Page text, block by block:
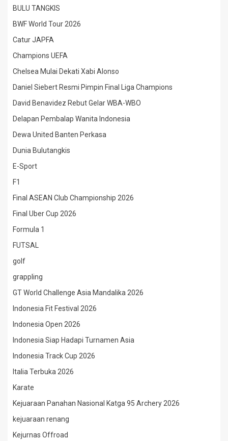
BULU TANGKIS
BWF World Tour 2026
Catur JAPFA
Champions UEFA
Chelsea Mulai Dekati Xabi Alonso
Daniel Siebert Resmi Pimpin Final Liga Champions
David Benavidez Rebut Gelar WBA-WBO
Delapan Pembalap Wanita Indonesia
Dewa United Banten Perkasa
Dunia Bulutangkis
E-Sport
F1
Final ASEAN Club Championship 2026
Final Uber Cup 2026
Formula 1
FUTSAL
golf
grappling
GT World Challenge Asia Mandalika 2026
Indonesia Fit Festival 2026
Indonesia Open 2026
Indonesia Siap Hadapi Turnamen Asia
Indonesia Track Cup 2026
Italia Terbuka 2026
Karate
Kejuaraan Panahan Nasional Katga 95 Archery 2026
kejuaraan renang
Kejurnas Offroad